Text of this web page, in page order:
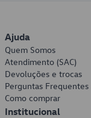
Ajuda
Quem Somos
Atendimento (SAC)
Devoluções e trocas
Perguntas Frequentes
Como comprar
Institucional